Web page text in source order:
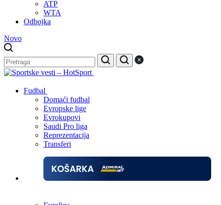
ATP
WTA
Odbojka
Novo
Fudbal
Domaći fudbal
Evropske lige
Evrokupovi
Saudi Pro liga
Reprezentacija
Transferi